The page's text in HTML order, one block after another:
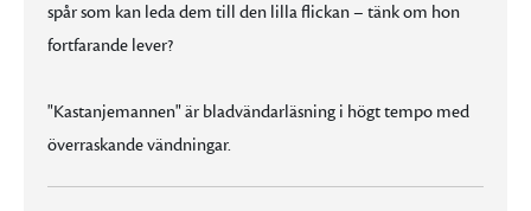
spår som kan leda dem till den lilla flickan – tänk om hon
fortfarande lever?
"Kastanjemannen" är bladvändarläsning i högt tempo med
överraskande vändningar.